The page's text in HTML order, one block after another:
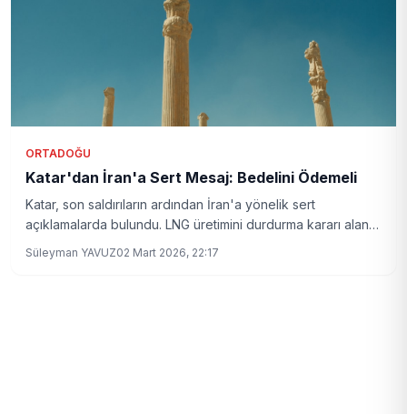
ORTADOĞU
Katar'dan İran'a Sert Mesaj: Bedelini Ödemeli
Katar, son saldırıların ardından İran'a yönelik sert
açıklamalarda bulundu. LNG üretimini durdurma kararı alan
Süleyman YAVUZ02 Mart 2026, 22:17